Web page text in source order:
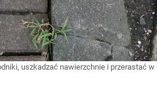
uszkadzać nawierzchnie i przerastać